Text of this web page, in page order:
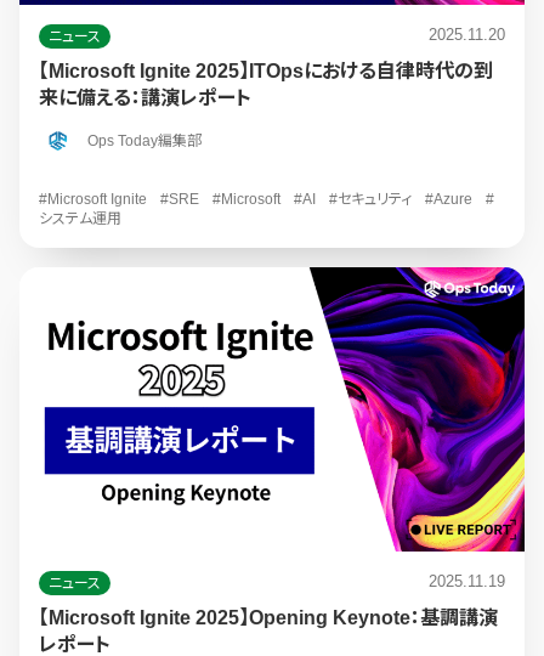
ニュース 2025.11.20
【Microsoft Ignite 2025】ITOpsにおける自律時代の到
来に備える：講演レポート
Ops Today編集部
#Microsoft Ignite #SRE #Microsoft #AI #セキュリティ #Azure
#
システム運用
ニュース 2025.11.19
【Microsoft Ignite 2025】Opening Keynote：基調講演
レポート